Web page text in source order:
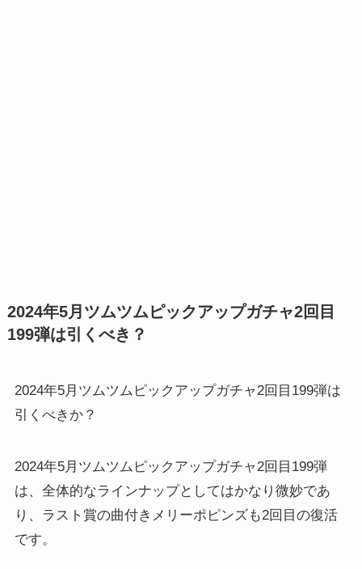
2024年5月ツムツムピックアップガチャ2回目
199弾は引くべき？
2024年5月ツムツムピックアップガチャ2回目199弾は
引くべきか？
2024年5月ツムツムピックアップガチャ2回目199弾
は、全体的なラインナップとしてはかなり微妙であ
り、ラスト賞の曲付きメリーポピンズも2回目の復活
です。